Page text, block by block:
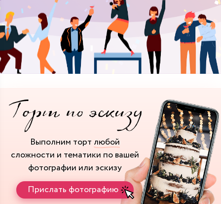
Выполним торт любой
сложности и тематики по вашей
фотографии или эскизу
Прислать фотографию